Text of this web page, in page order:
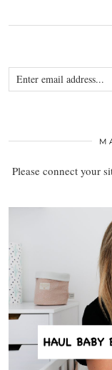
Please connect your